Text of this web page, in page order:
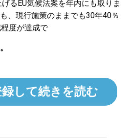
るEU気候法案を年内にも取りま
、現行施策のままでも30年40％
度が達成で
して続きを読む